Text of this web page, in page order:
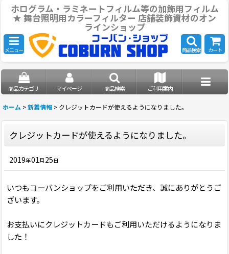
ホログラム・ラミネートフィルム等の加飾用フィルム
★ 舞台照明用カラーフィルター 店舗装飾資材のオン
ラインショップ
メニュー 商品検索 カート
商品カテゴリ マイページ 商品検索 ご利用案内
ホーム >新着情報 > クレジットカードが使えるようになりました。
クレジットカードが使えるようになりました。
2019年01月25日
いつもコーバンショップをご利用いただき、誠にありがとうご
ざいます。
お支払いにクレジットカードもご利用いただけるようになりま
した！